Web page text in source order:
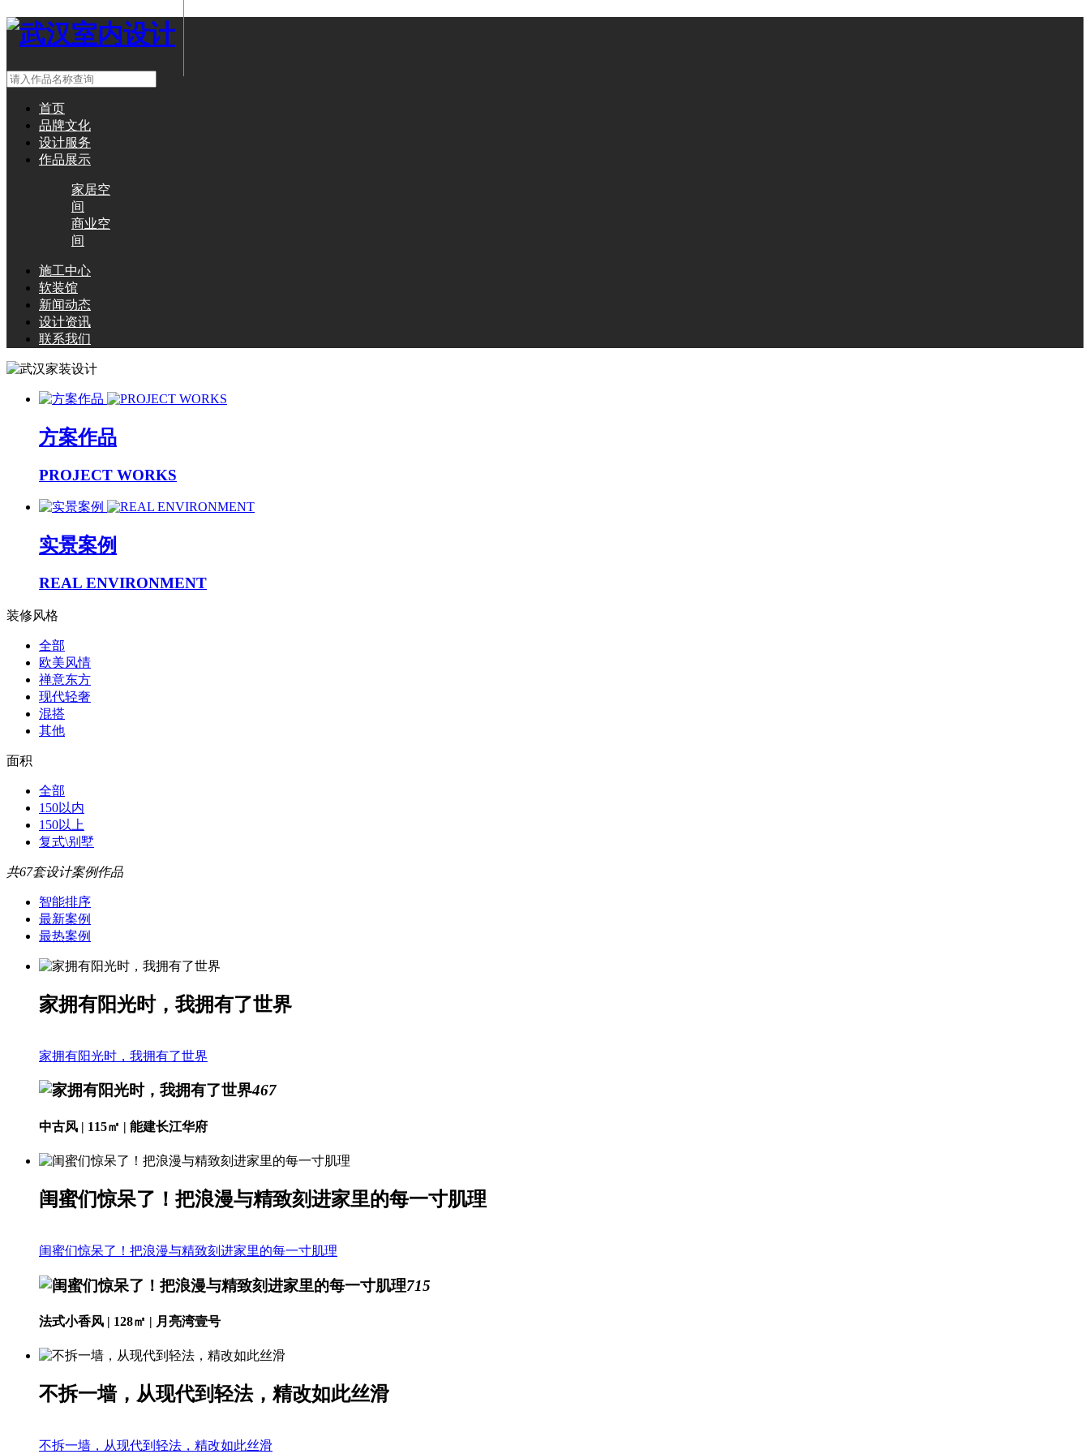
首页
品牌文化
设计服务
作品展示
家居空
间
商业空
间
施工中心
软装馆
新闻动态
设计资讯
联系我们
方案作品
PROJECT WORKS
实景案例
REAL ENVIRONMENT
装修风格
全部
欧美风情
禅意东方
现代轻奢
混搭
其他
面积
全部
150以内
150以上
复式\别墅
共67套设计案例作品
智能排序
最新案例
最热案例
家拥有阳光时，我拥有了世界
家拥有阳光时，我拥有了世界
467
中古风 | 115㎡ | 能建长江华府
闺蜜们惊呆了！把浪漫与精致刻进家里的每一寸肌理
闺蜜们惊呆了！把浪漫与精致刻进家里的每一寸肌理
715
法式小香风 | 128㎡ | 月亮湾壹号
不拆一墙，从现代到轻法，精改如此丝滑
不拆一墙，从现代到轻法，精改如此丝滑